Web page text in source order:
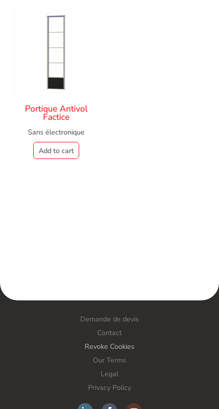
Portique Antivol
Factice
Sans électronique
Add to cart
Demande de devis
Contact
Revoke Cookies
Our Terms
Legal
Privacy Policy